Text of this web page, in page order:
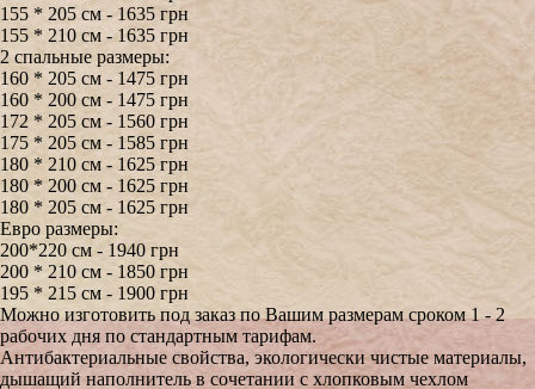
155 * 205 см - 1635 грн
155 * 210 см - 1635 грн
2 спальные размеры:
160 * 205 см - 1475 грн
160 * 200 см - 1475 грн
172 * 205 см - 1560 грн
175 * 205 см - 1585 грн
180 * 210 см - 1625 грн
180 * 200 см - 1625 грн
180 * 205 см - 1625 грн
Евро размеры:
200*220 см - 1940 грн
200 * 210 см - 1850 грн
195 * 215 см - 1900 грн
Можно изготовить под заказ по Вашим размерам сроком 1 - 2
рабочих дня по стандартным тарифам.
Антибактериальные свойства, экологически чистые материалы,
дышащий наполнитель в сочетании с хлопковым чехлом